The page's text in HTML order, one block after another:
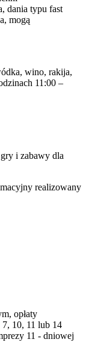
dania typu fast
mogą
wino, rakija,
11:00 –
i zabawy dla
realizowany
opłaty
10, 11 lub 14
11 - dniowej